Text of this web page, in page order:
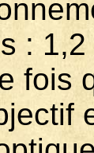
:
fois